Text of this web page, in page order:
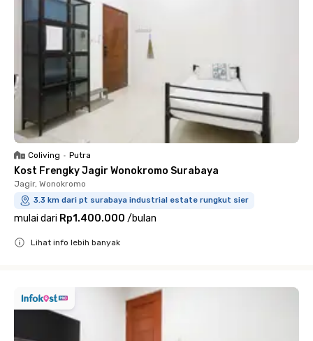
Coliving • Putra
Kost Frengky Jagir Wonokromo Surabaya
Jagir, Wonokromo
3.3 km dari pt surabaya industrial estate rungkut sier
mulai dari Rp1.400.000 /bulan
Lihat info lebih banyak